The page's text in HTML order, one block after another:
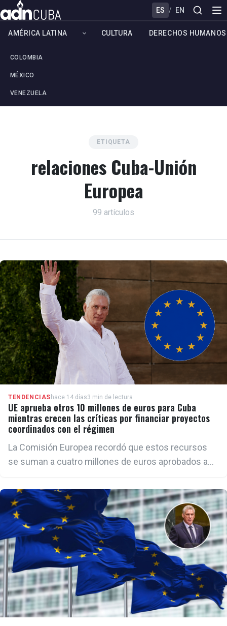
ES / EN
AMÉRICA LATINA
COLOMBIA
MÉXICO
VENEZUELA
CULTURA DERECHOS HUMANOS
ETIQUETA
relaciones Cuba-Unión
Europea
99 artículos
TENDENCIAS hace 14 días3 min de lectura
UE aprueba otros 10 millones de euros para Cuba
mientras crecen las críticas por financiar proyectos
coordinados con el régimen
La Comisión Europea recordó que estos recursos
se suman a cuatro millones de euros aprobados a
regional para el Caribe —destinados principalmente
a Cuba— y a otros dos millones de euros
autorizados en abril. Asimismo, mencionó que en
2025 movilizó cerca de seis millones de euros para
la respuesta a emergencias y la preparación ante
desastres tras el paso del huracán Melissa por la
Isla.